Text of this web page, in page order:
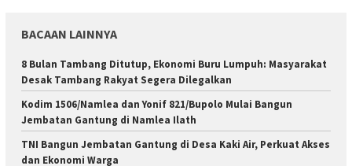
BACAAN LAINNYA
8 Bulan Tambang Ditutup, Ekonomi Buru Lumpuh: Masyarakat
Desak Tambang Rakyat Segera Dilegalkan
Kodim 1506/Namlea dan Yonif 821/Bupolo Mulai Bangun
Jembatan Gantung di Namlea Ilath
TNI Bangun Jembatan Gantung di Desa Kaki Air, Perkuat Akses
dan Ekonomi Warga